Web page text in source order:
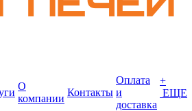
О
компании
Контакты
Оплата
и
доставка
+
ЕЩЕ